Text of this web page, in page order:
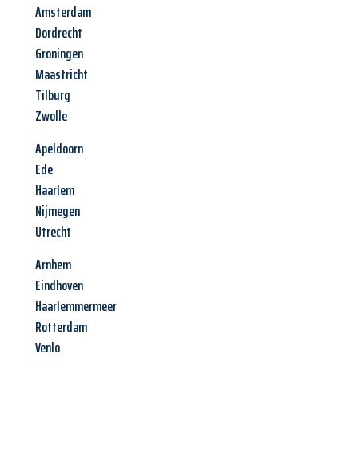
Amsterdam
Dordrecht
Groningen
Maastricht
Tilburg
Zwolle
Apeldoorn
Ede
Haarlem
Nijmegen
Utrecht
Arnhem
Eindhoven
Haarlemmermeer
Rotterdam
Venlo